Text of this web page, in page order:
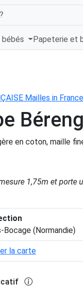
Papeterie et
Mailles in France
en coton, maille
1,75m et porte
Bocage (Normandie)
la carte